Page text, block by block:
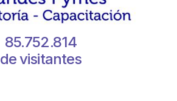
85.752.814
de visitantes